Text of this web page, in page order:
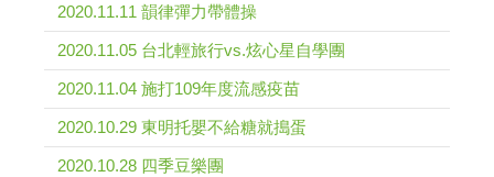
2020.11.11 韻律彈力帶體操
2020.11.05 台北輕旅行vs.炫心星自學團
2020.11.04 施打109年度流感疫苗
2020.10.29 東明托嬰不給糖就搗蛋
2020.10.28 四季豆樂團